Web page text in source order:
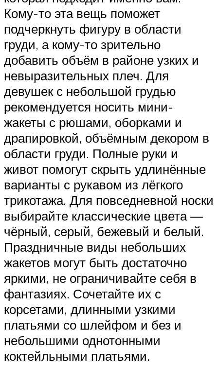
Кому-то эта вещь поможет
подчеркнуть фигуру в области
груди, а кому-то зрительно
добавить объём в районе узких и
невыразительных плеч. Для
девушек с небольшой грудью
рекомендуется носить мини-
жакеты с рюшами, оборками и
драпировкой, объёмным декором в
области груди. Полные руки и
живот помогут скрыть удлинённые
варианты с рукавом из лёгкого
трикотажа. Для повседневной носки
выбирайте классические цвета —
чёрный, серый, бежевый и белый.
Праздничные виды небольших
жакетов могут быть достаточно
яркими, не ограничивайте себя в
фантазиях. Сочетайте их с
корсетами, длинными узкими
платьями со шлейфом и без и
небольшими однотонными
коктейльными платьями.